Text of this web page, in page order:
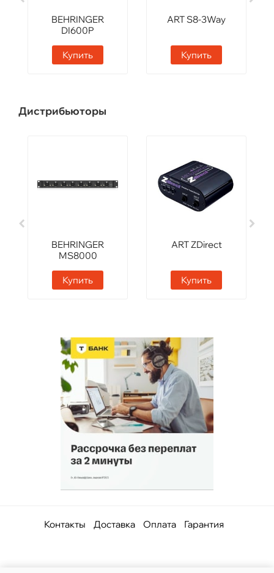
BEHRINGER
DI600P
Купить
ART S8-3Way
Купить
Дистрибьюторы
BEHRINGER
MS8000
Купить
ART ZDirect
Купить
Контакты Доставка Оплата Гарантия